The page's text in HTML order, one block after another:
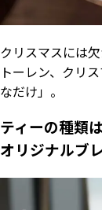
クリスマスには
トーレン、クリ
なだけ」。
ティーの種類
オリジナルブ